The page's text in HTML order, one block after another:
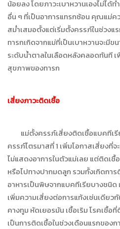
น้อยลง โดยภาวะเบาหวานเองไม่ได้
อื่น ๆ ที่เป็นอาการแทรกซ้อน คุณแม่ค
สม่ำเสมอตั้งแต่เริ่มตั้งครรภ์ในช่วงแ
ทารกเกิดจากแม่ที่เป็นเบาหวานจะมี
ระดับน้ำตาลในเลือดหลังคลอดทันที
สุขภาพของทารก
เสี่ยงภาวะติดเชื้อ
แม่ตั้งครรภ์เสี่ยงติดเชื้อแบคทีเรี
ครรภ์ไตรมาสที่ 1 เพิ่มโอกาสเสี่ยงที่
ไม่แสดงอาการในตัวแม่เลย แต่ติดเชื้
หรือไปทางปากมดลูก รวมทั้งเกิดกา
อาหารเป็นพิษจากแบคทีเรียบางชนิด
เพิ่มความเสี่ยงต่อการแท้งเช่นเดียว
คางทูม หัดเยอรมัน เชื้อเริม โรคเชื้
เป็นการติดเชื้อในช่วงเดือนแรกของ